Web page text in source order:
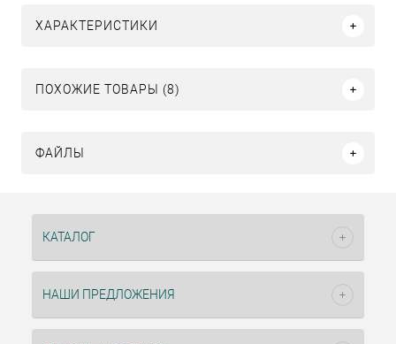
ХАРАКТЕРИСТИКИ
ПОХОЖИЕ ТОВАРЫ (8)
ФАЙЛЫ
КАТАЛОГ
НАШИ ПРЕДЛОЖЕНИЯ